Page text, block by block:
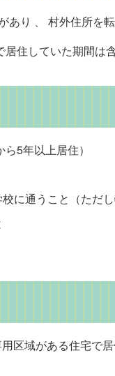
あり 、 村外住所を
住していた期間は含
5年以上居住）
に通うこと（ただ
区域がある住宅で